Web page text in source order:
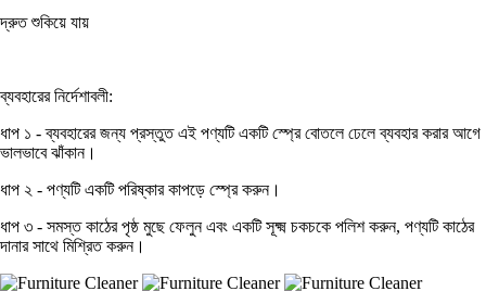
দ্রুত শুকিয়ে যায়
ব্যবহারের নির্দেশাবলী:
ধাপ ১ - ব্যবহারের জন্য প্রস্তুত এই পণ্যটি একটি স্প্রে বোতলে ঢেলে ব্যবহার করার আগে
ভালভাবে ঝাঁকান।
ধাপ ২ - পণ্যটি একটি পরিষ্কার কাপড়ে স্প্রে করুন।
ধাপ ৩ - সমস্ত কাঠের পৃষ্ঠ মুছে ফেলুন এবং একটি সূক্ষ্ম চকচকে পলিশ করুন, পণ্যটি কাঠের
দানার সাথে মিশ্রিত করুন।